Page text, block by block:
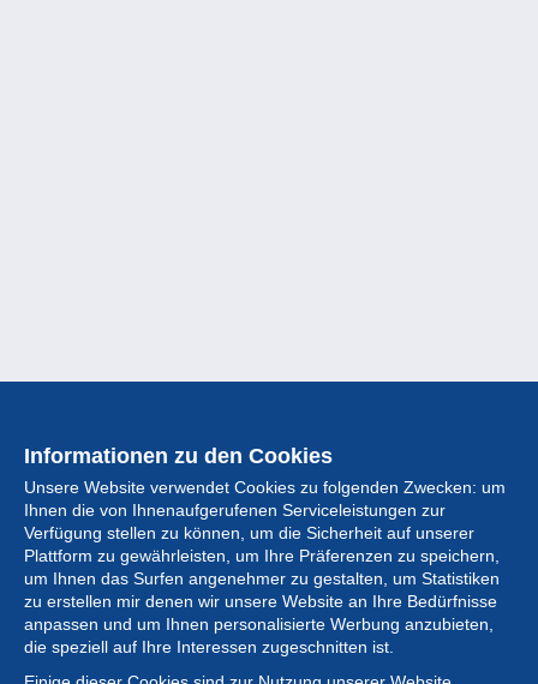
Informationen zu den Cookies
Unsere Website verwendet Cookies zu folgenden Zwecken: um
Ihnen die von Ihnenaufgerufenen Serviceleistungen zur
Verfügung stellen zu können, um die Sicherheit auf unserer
Plattform zu gewährleisten, um Ihre Präferenzen zu speichern,
um Ihnen das Surfen angenehmer zu gestalten, um Statistiken
zu erstellen mir denen wir unsere Website an Ihre Bedürfnisse
anpassen und um Ihnen personalisierte Werbung anzubieten,
die speziell auf Ihre Interessen zugeschnitten ist.
Sammlung